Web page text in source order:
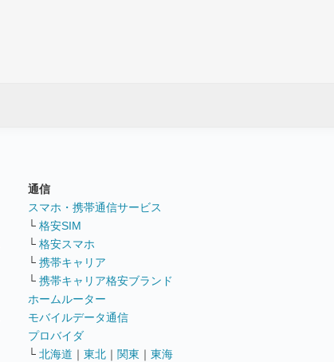
通信
スマホ・携帯通信サービス
└ 格安SIM
└ 格安スマホ
└ 携帯キャリア
└ 携帯キャリア格安ブランド
ホームルーター
モバイルデータ通信
プロバイダ
└ 北海道 ｜ 東北 ｜ 関東 ｜ 東海